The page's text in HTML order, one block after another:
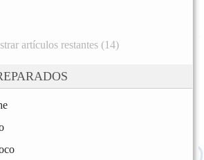
artículos restantes (14)